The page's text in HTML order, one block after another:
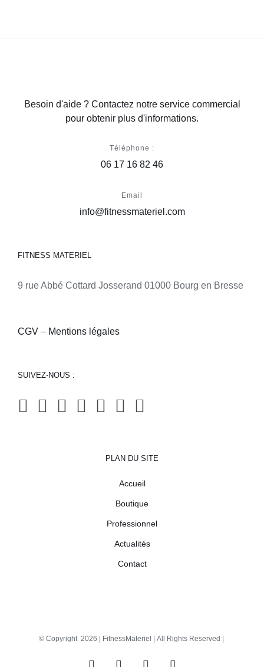
Besoin d'aide ? Contactez notre service commercial
pour obtenir plus d'informations.
Téléphone :
06 17 16 82 46
Email
info@fitnessmateriel.com
FITNESS MATERIEL
9 rue Abbé Cottard Josserand 01000 Bourg en Bresse
CGV – Mentions légales
SUIVEZ-NOUS :
PLAN DU SITE
Accueil
Boutique
Professionnel
Actualités
Contact
© Copyright 2026 | FitnessMateriel | All Rights Reserved |